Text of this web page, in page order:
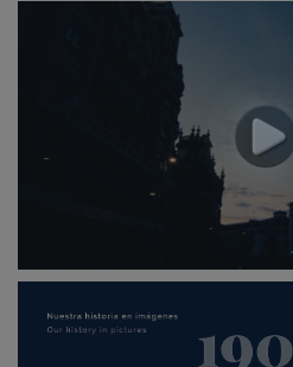
Accede al video corporativo